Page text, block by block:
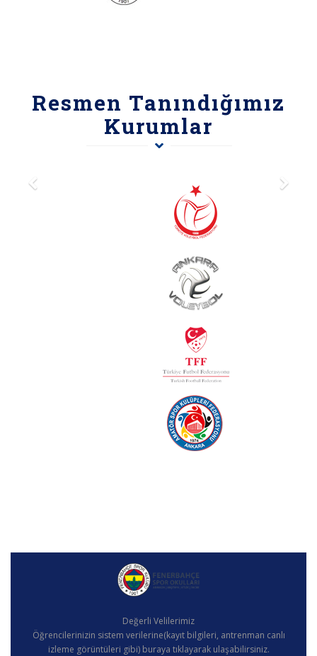
Resmen Tanındığımız
Kurumlar
Değerli Velilerimiz
Öğrencilerinizin sistem verilerine(kayıt bilgileri, antrenman canlı
izleme görüntüleri gibi) buraya tıklayarak ulaşabilirsiniz.